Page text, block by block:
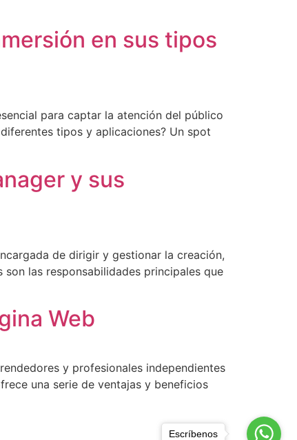
en sus tipos
para captar la atención del público
tipos y aplicaciones? Un spot
y sus
de dirigir y gestionar la creación,
las responsabilidades principales que
Web
y profesionales independientes
una serie de ventajas y beneficios
Escríbenos